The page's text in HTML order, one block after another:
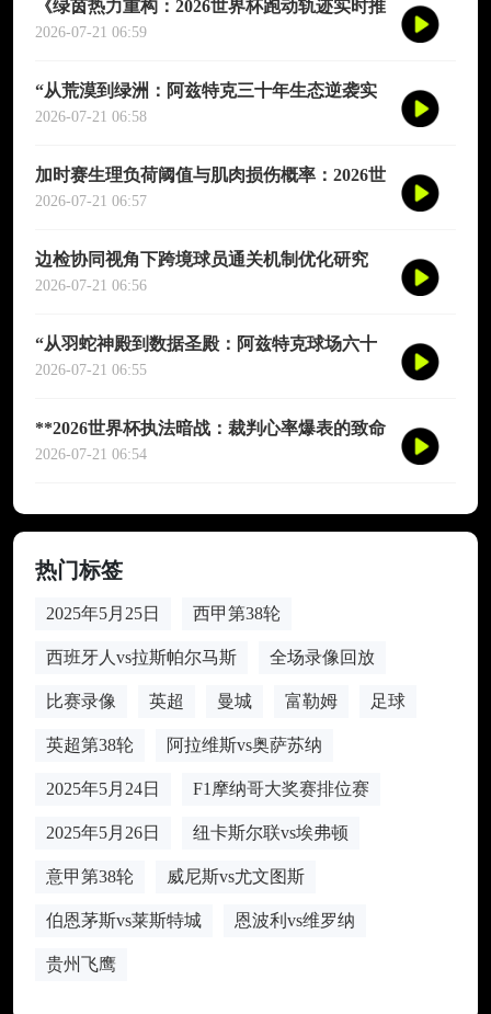
《绿茵热力重构：2026世界杯跑动轨迹实时推
演图谱》
2026-07-21 06:59
“从荒漠到绿洲：阿兹特克三十年生态逆袭实
录”
2026-07-21 06:58
加时赛生理负荷阈值与肌肉损伤概率：2026世
界杯多维度预测模型
2026-07-21 06:57
边检协同视角下跨境球员通关机制优化研究
——以2026年联合世界杯为场景
2026-07-21 06:56
“从羽蛇神殿到数据圣殿：阿兹特克球场六十
年世界杯的文明跃迁”
2026-07-21 06:55
**2026世界杯执法暗战：裁判心率爆表的致命
90分钟**
2026-07-21 06:54
热门标签
2025年5月25日 西甲第38轮
西班牙人vs拉斯帕尔马斯 全场录像回放
比赛录像 英超 曼城 富勒姆 足球
英超第38轮 阿拉维斯vs奥萨苏纳
2025年5月24日 F1摩纳哥大奖赛排位赛
2025年5月26日 纽卡斯尔联vs埃弗顿
意甲第38轮 威尼斯vs尤文图斯
伯恩茅斯vs莱斯特城 恩波利vs维罗纳
贵州飞鹰